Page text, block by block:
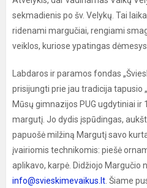
sekmadienis po šv. Velykų. Tai
ridenami margučiai, rengiami
veiklos, kuriose ypatingas
Labdaros ir paramos fondas
prisijungti prie jau tradicija tapusio
Mūsų gimnazijos PUG ugdytiniai ir
margutį. Jo dydis įspūdingas,
papuošė milžiną Margutį savo
įvairiomis technikomis: piešė
aplikavo, karpė. Didžiojo Margučio
info@svieskimevaikus.lt . Šiame